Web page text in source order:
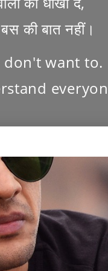
की बात नहीं।
don't want to.